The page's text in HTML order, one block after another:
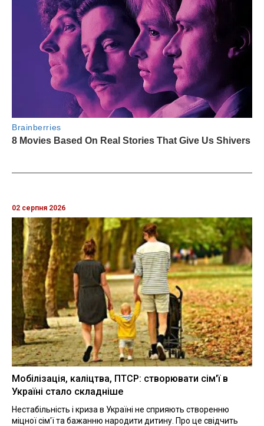
02 серпня 2026
Мобілізація, каліцтва, ПТСР: створювати сім'ї в
Україні стало складніше
Нестабільність і криза в Україні не сприяють створенню
міцної сім'ї та бажанню народити дитину. Про це свідчить